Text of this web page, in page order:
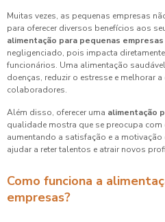
Muitas vezes, as pequenas empresas
para oferecer diversos benefícios aos
alimentação para pequenas empresas
negligenciado, pois impacta
funcionários. Uma alimentação
doenças, reduzir o estresse e melhorar
colaboradores.
Além disso, oferecer uma alimentação
qualidade mostra que se preocupa
aumentando a satisfação e a
ajudar a reter talentos e atrair novos
Como funciona a
empresas?